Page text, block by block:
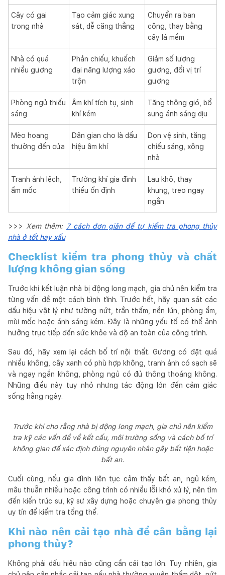
Cây có gai
trong nhà
Tạo cảm giác xung
sát, dễ căng thẳng
Chuyển ra ban
công, thay bằng
cây lá mềm
Nhà có quá
nhiều gương
Phản chiếu, khuếch
đại năng lượng xáo
trộn
Giảm số lượng
gương, đổi vị trí
gương
Phòng ngủ thiếu
sáng
Âm khí tích tụ, sinh
khí kém
Tăng thông gió, bổ
sung ánh sáng dịu
Mèo hoang
thường đến cửa
Dân gian cho là dấu
hiệu âm khí
Dọn vệ sinh, tăng
chiếu sáng, xông
nhà
Tranh ảnh lệch,
ẩm mốc
Trường khí gia đình
thiếu ổn định
Lau khô, thay
khung, treo ngay
ngắn
>>> Xem thêm: 7 cách đơn giản để tự kiểm tra phong thủy
nhà ở tốt hay xấu
Checklist kiểm tra phong thủy và chất
lượng không gian sống
Trước khi kết luận nhà bị động long mạch, gia chủ nên kiểm tra
từng vấn đề một cách bình tĩnh. Trước hết, hãy quan sát các
dấu hiệu vật lý như tường nứt, trần thấm, nền lún, phòng ẩm,
mùi mốc hoặc ánh sáng kém. Đây là những yếu tố có thể ảnh
hưởng trực tiếp đến sức khỏe và độ an toàn của công trình.
Sau đó, hãy xem lại cách bố trí nội thất. Gương có đặt quá
nhiều không, cây xanh có phù hợp không, tranh ảnh có sạch sẽ
và ngay ngắn không, phòng ngủ có đủ thông thoáng không.
Những điều này tuy nhỏ nhưng tác động lớn đến cảm giác
sống hằng ngày.
Trước khi cho rằng nhà bị động long mạch, gia chủ nên kiểm
tra kỹ các vấn đề về kết cấu, môi trường sống và cách bố trí
không gian để xác định đúng nguyên nhân gây bất tiện hoặc
bất an.
Cuối cùng, nếu gia đình liên tục cảm thấy bất an, ngủ kém,
mâu thuẫn nhiều hoặc công trình có nhiều lỗi khó xử lý, nên tìm
đến kiến trúc sư, kỹ sư xây dựng hoặc chuyên gia phong thủy
uy tín để kiểm tra tổng thể.
Khi nào nên cải tạo nhà để cân bằng lại
phong thủy?
Không phải dấu hiệu nào cũng cần cải tạo lớn. Tuy nhiên, gia